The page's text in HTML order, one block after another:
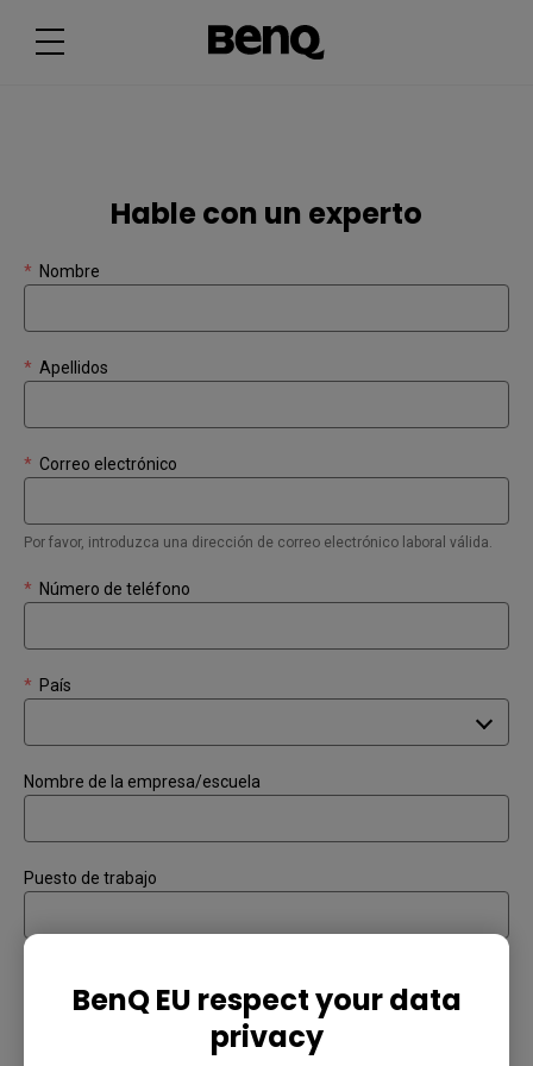
Hable con un experto
Nombre
*
Apellidos
*
Correo electrónico
*
Por favor, introduzca una dirección de correo electrónico laboral válida.
Número de teléfono
*
País
*
Nombre de la empresa/escuela
Puesto de trabajo
BenQ EU respect your data
privacy